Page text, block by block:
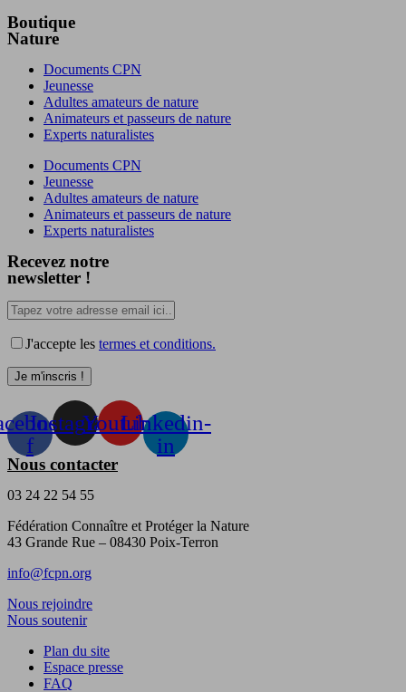
Boutique
Nature
Documents CPN
Jeunesse
Adultes amateurs de nature
Animateurs et passeurs de nature
Experts naturalistes
Documents CPN
Jeunesse
Adultes amateurs de nature
Animateurs et passeurs de nature
Experts naturalistes
Recevez notre
newsletter !
J'accepte les termes et conditions.
f
InstagramYoutubeLinkedin-
in
Nous contacter
03 24 22 54 55
Fédération Connaître et Protéger la Nature
43 Grande Rue – 08430 Poix-Terron
info@fcpn.org
Nous rejoindre
Nous soutenir
Plan du site
Espace presse
FAQ